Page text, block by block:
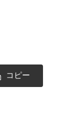
コピー